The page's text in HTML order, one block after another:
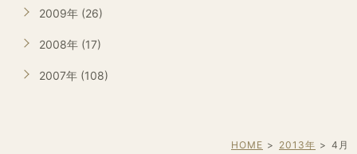
2009年 (26)
2008年 (17)
2007年 (108)
HOME 2013年 4 月